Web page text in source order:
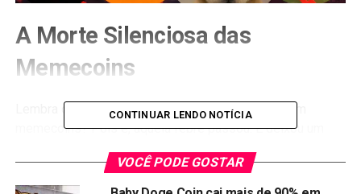
A Morte Silenciosa das
Memecoins
Lembra quando todo mundo falava de ficar rico com
memecoins? Pois é, aquela febre passou. E deixou um
Ahistória do brasileiro Glauber Contessoto
CONTINUAR LENDO NOTÍCIA
VOCÊ PODE GOSTAR